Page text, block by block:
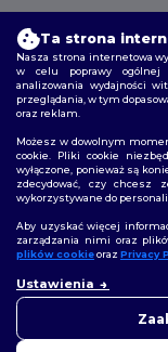
2026.
Warunki i Zasady
Polityka plików cookie
Śledź nas
Ta strona
Nasza strona internetowa
w celu poprawy ogólnej
analizowania wydajności
przeglądania, w tym
oraz reklam.
Możesz w dowolnym
cookie. Pliki cookie
wyłączone, ponieważ są
zdecydować, czy
wykorzystywane do
Aby uzyskać więcej
zarządzania nimi oraz
plików cookieoraz Privacy
Ustawienia